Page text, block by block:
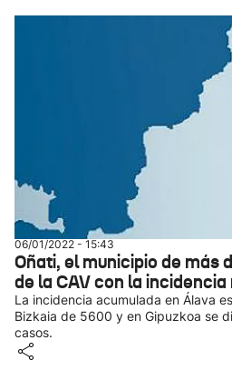
06/01/2022 - 15:43
Oñati, el municipio de más
de la CAV con la
La incidencia acumulada en Álava
Bizkaia de 5600 y en Gipuzkoa se
casos.